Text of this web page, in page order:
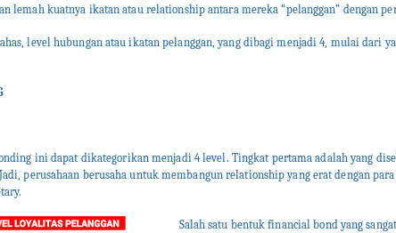
lemah kuatnya ikatan atau relationship antara mereka “pelanggan” dengan
level hubungan atau ikatan pelanggan, yang dibagi menjadi 4, mulai dari
ini dapat dikategorikan menjadi 4 level. Tingkat pertama adalah yang
perusahaan berusaha untuk membangun relationship yang erat dengan para
Salah satu bentuk financial bond yang